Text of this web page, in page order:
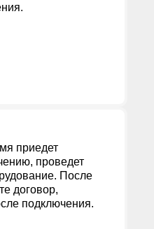
приедет
проведет
После
договор,
подключения.